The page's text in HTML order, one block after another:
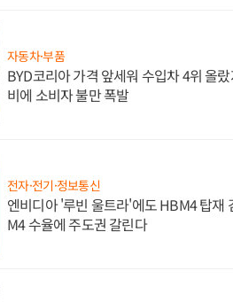
자동차·부품
BYD코리아 가격 앞세워 수입차 4위 올
비에 소비자 불만 폭발
전자·전기·정보통신
엔비디아 '루빈 울트라'에도 HBM4 탑재
M4 수율에 주도권 갈린다